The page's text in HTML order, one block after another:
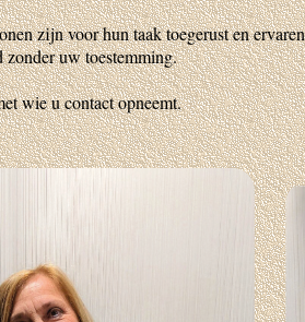
zijn voor hun taak toegerust en
zonder uw toestemming.
wie u contact opneemt.